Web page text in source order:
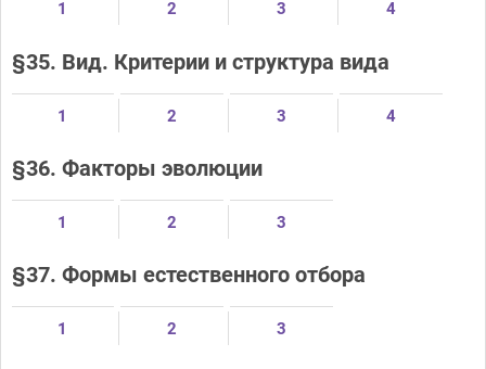
1 2 3 4
§35. Вид. Критерии и структура вида
1 2 3 4
§36. Факторы эволюции
1 2 3
§37. Формы естественного отбора
1 2 3